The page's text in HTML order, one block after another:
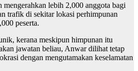
lebih 2,000 anggota bagi
trafik di sekitar lokasi perhimpunan
peserta.
kerana meskipun himpunan itu
jawatan beliau, Anwar dilihat tetap
dengan mengutamakan keselamatan